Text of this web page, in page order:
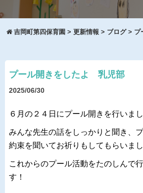
吉岡町第四保育園 > 更新情報 > ブログ> プ
プール開きをしたよ 乳児部
2025/06/30
６月の２４日にプール開きを行いまし
みんな先生の話をしっかりと聞き、
約束を聞いてお祈りもしてもらいま
これからのプール活動をたのしんで
す！